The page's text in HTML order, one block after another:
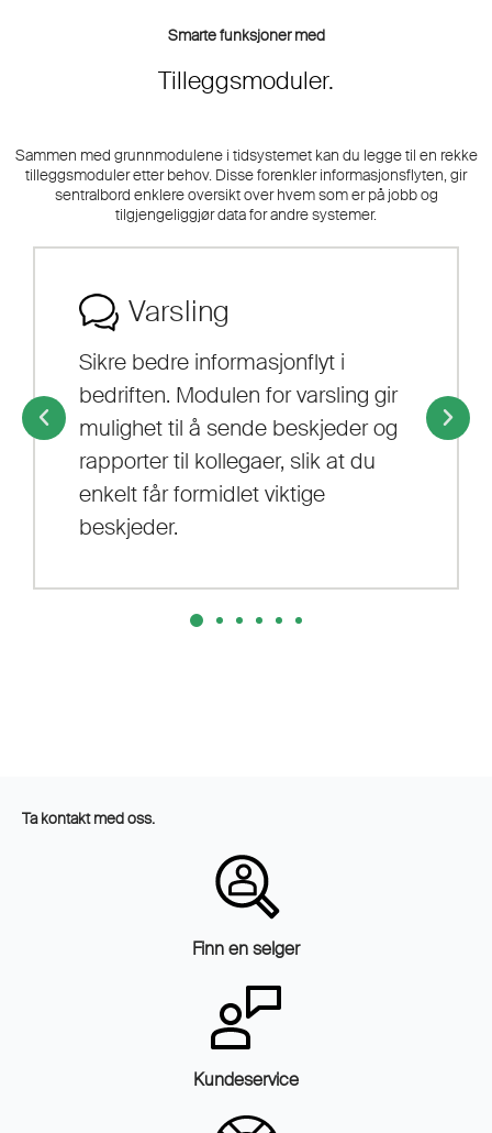
Smarte funksjoner med
Tilleggsmoduler.
Sammen med grunnmodulene i tidsystemet kan du legge til en rekke
tilleggsmoduler etter behov. Disse forenkler informasjonsflyten, gir
sentralbord enklere oversikt over hvem som er på jobb og
tilgjengeliggjør data for andre systemer.
Varsling
Sikre bedre informasjonflyt i
bedriften. Modulen for varsling gir
mulighet til å sende beskjeder og
rapporter til kollegaer, slik at du
enkelt får formidlet viktige
beskjeder.
Ta kontakt med oss.
Finn en selger
Kundeservice